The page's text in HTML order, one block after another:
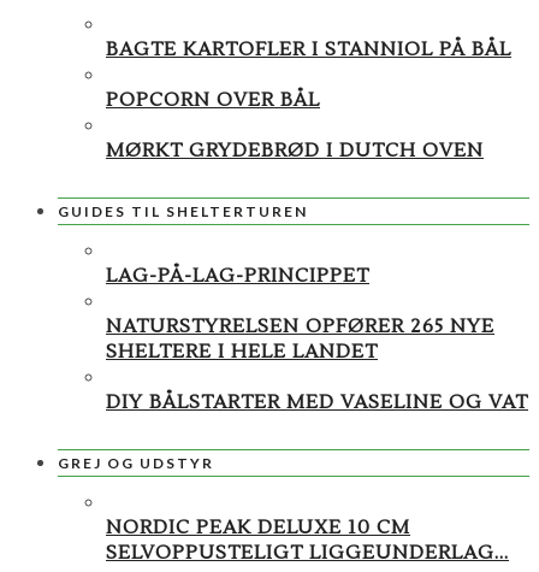
BAGTE KARTOFLER I STANNIOL PÅ BÅL
POPCORN OVER BÅL
MØRKT GRYDEBRØD I DUTCH OVEN
GUIDES TIL SHELTERTUREN
LAG-PÅ-LAG-PRINCIPPET
NATURSTYRELSEN OPFØRER 265 NYE
SHELTERE I HELE LANDET
DIY BÅLSTARTER MED VASELINE OG VAT
GREJ OG UDSTYR
NORDIC PEAK DELUXE 10 CM
SELVOPPUSTELIGT LIGGEUNDERLAG...